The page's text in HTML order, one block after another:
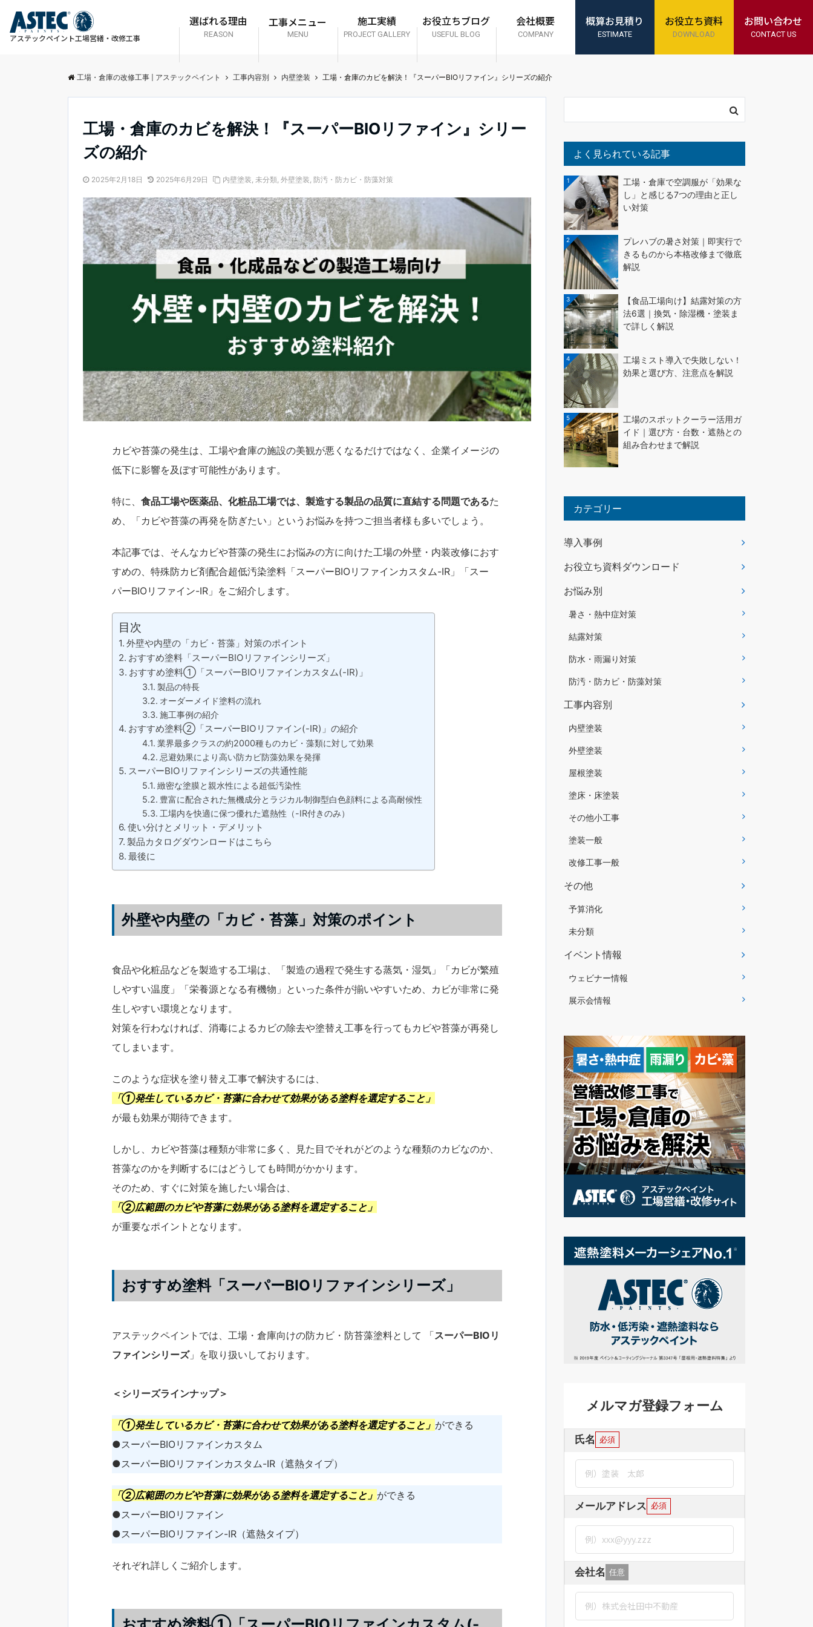
アステックペイント工場営繕・改修工事
選ばれる理由
REASON
工事メニュー
MENU
施工実績
PROJECT GALLERY
お役立ちブログ
USEFUL BLOG
会社概要
COMPANY
概算お見積り
ESTIMATE
お役立ち資料
DOWNLOAD
お問い合わせ
CONTACT US
工場・倉庫の改修工事 | アステックペイント 工事内容別 内壁塗装 工場・倉庫のカビを解決！『スーパーBIOリファイン』シリーズの紹介
工場・倉庫のカビを解決！『スーパーBIOリファイン』シリー
ズの紹介
2025年2月18日 2025年6月29日 内壁塗装, 未分類, 外壁塗装, 防汚・防カビ・防藻対策
カビや苔藻の発生は、工場や倉庫の施設の美観が悪くなるだけではなく、企業イメージの
低下に影響を及ぼす可能性があります。
特に、 食品工場や医薬品、化粧品工場では、製造する製品の品質に直結する問題であるた
め、「カビや苔藻の再発を防ぎたい」というお悩みを持つご担当者様も多いでしょう。
本記事では、そんなカビや苔藻の発生にお悩みの方に向けた工場の外壁・内装改修におす
すめの、特殊防カビ剤配合超低汚染塗料「スーパーBIOリファインカスタム-IR」「スー
パーBIOリファイン-IR」をご紹介します。
目次
外壁や内壁の「カビ・苔藻」対策のポイント
おすすめ塗料「スーパーBIOリファインシリーズ」
おすすめ塗料①「スーパーBIOリファインカスタム(-IR)」
製品の特長
オーダーメイド塗料の流れ
施工事例の紹介
おすすめ塗料②「スーパーBIOリファイン(-IR)」の紹介
業界最多クラスの約2000種ものカビ・藻類に対して効果
忌避効果により高い防カビ防藻効果を発揮
スーパーBIOリファインシリーズの共通性能
緻密な塗膜と親水性による超低汚染性
豊富に配合された無機成分とラジカル制御型白色顔料による高耐候性
工場内を快適に保つ優れた遮熱性（-IR付きのみ）
使い分けとメリット・デメリット
製品カタログダウンロードはこちら
最後に
外壁や内壁の「カビ・苔藻」対策のポイント
食品や化粧品などを製造する工場は、「製造の過程で発生する蒸気・湿気」「カビが繁殖
しやすい温度」「栄養源となる有機物」といった条件が揃いやすいため、カビが非常に発
生しやすい環境となります。
対策を行わなければ、消毒によるカビの除去や塗替え工事を行ってもカビや苔藻が再発し
てしまいます。
このような症状を塗り替え工事で解決するには、
「①発生しているカビ・苔藻に合わせて効果がある塗料を選定すること」
が最も効果が期待できます。
しかし、カビや苔藻は種類が非常に多く、見た目でそれがどのような種類のカビなのか、
苔藻なのかを判断するにはどうしても時間がかかります。
そのため、すぐに対策を施したい場合は、
「②広範囲のカビや苔藻に効果がある塗料を選定すること 」
が重要なポイントとなります。
おすすめ塗料「スーパーBIOリファインシリーズ」
アステックペイントでは、工場・倉庫向けの防カビ・防苔藻塗料として 「スーパーBIOリ
ファインシリーズ」を取り扱いしております。
＜シリーズラインナップ＞
「①発生しているカビ・苔藻に合わせて効果がある塗料を選定すること」 ができる
●スーパーBIOリファインカスタム
●スーパーBIOリファインカスタム-IR（遮熱タイプ）
「②広範囲のカビや苔藻に効果がある塗料を選定すること 」 ができる
●スーパーBIOリファイン
●スーパーBIOリファイン-IR（遮熱タイプ）
それぞれ詳しくご紹介します。
よく見られている記事
1
工場・倉庫で空調服が「効果な
し」と感じる7つの理由と正し
い対策
2
プレハブの暑さ対策｜即実行で
きるものから本格改修まで徹底
解説
3
【食品工場向け】結露対策の方
法6選｜換気・除湿機・塗装ま
で詳しく解説
4
工場ミスト導入で失敗しない！
効果と選び方、注意点を解説
5
工場のスポットクーラー活用ガ
イド｜選び方・台数・遮熱との
組み合わせまで解説
カテゴリー
導入事例
お役立ち資料ダウンロード
お悩み別
暑さ・熱中症対策
結露対策
防水・雨漏り対策
防汚・防カビ・防藻対策
工事内容別
内壁塗装
外壁塗装
屋根塗装
塗床・床塗装
その他小工事
塗装一般
改修工事一般
その他
予算消化
未分類
イベント情報
ウェビナー情報
展示会情報
メルマガ登録フォーム
氏名 必須
メールアドレス 必須
会社名 任意